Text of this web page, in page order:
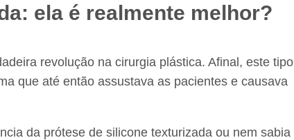
ela é realmente melhor?
revolução na cirurgia plástica. Afinal, este tipo
que até então assustava as pacientes e causava
da prótese de silicone texturizada ou nem sabia